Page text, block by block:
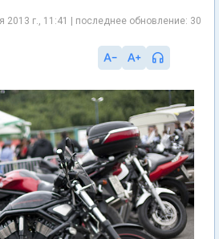
2013 г., 11:41 | последнее обновление: 30